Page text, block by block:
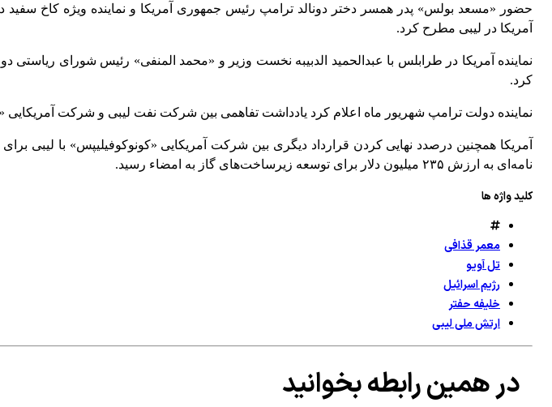
حضور «مسعد بولس» پدر همسر دختر دونالد ترامپ رئیس جمهوری آمریکا و نماینده ویژه کاخ سفید در
آمریکا در لیبی مطرح کرد.
نماینده آمریکا در طرابلس با عبدالحمید الدبیبه نخست وزیر و «محمد المنفی» رئیس شورای
کرد.
نماینده دولت ترامپ شهریور ماه اعلام کرد یادداشت تفاهمی بین شرکت نفت لیبی و شرکت
آمریکا همچنین درصدد نهایی کردن قرارداد دیگری بین شرکت آمریکایی «کونوکوفیلیپس» با
نامه‌ای به ارزش ۲۳۵ میلیون دلار برای توسعه زیرساخت‌های گاز به امضاء رسید
.
کلید واژه ها
معمر قذافی
تل آویو
رژیم اسرائیل
خلیفه حفتر
ارتش ملی لیبی
در همین رابطه بخوانید